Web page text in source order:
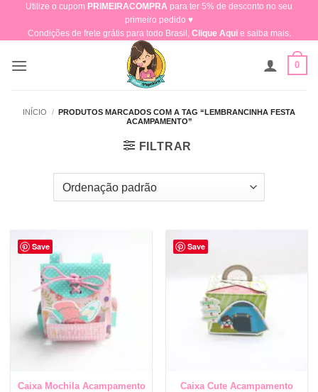
content
Utilize o cupom PRIMEIRACOMPRA para ter 5% de desconto no seu
primeiro pedido ♥​
Condições de frete grátis para todo Brasil, Clique Aquie saiba mais.
0
INÍCIO / PRODUTOS MARCADOS COM A TAG “LEMBRANCINHA FESTA
ACAMPAMENTO”
FILTRAR
Save
Caixa Mochila Acampamento
Save
Caixa Cute Acampamento